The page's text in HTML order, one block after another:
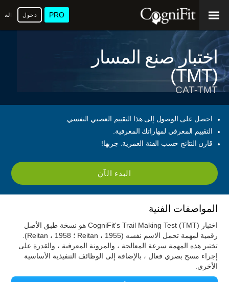
PRO دخول
اختبار صنع المسار
(TMT)
CAT-TMT
احصل على الوصول إلى هذا التقييم العصبي النفسي.
التقييم المعرفي لمهاراتك المعرفية.
قارن النتائج حسب الفئة العمرية. جربها!
البدء الآن
المواصفات الفنية
اختبار CogniFit's Trail Making Test (TMT) هو نسخة طبق الأصل
رقمية لمهمة تحمل الاسم نفسه (Reitan ، 1955 ؛ Reitan ، 1958).
تختبر هذه المهمة سرعة المعالجة ، والمرونة المعرفية ، والقدرة على
إجراء مسح بصري فعال ، بالإضافة إلى الوظائف التنفيذية الأساسية
الأخرى.